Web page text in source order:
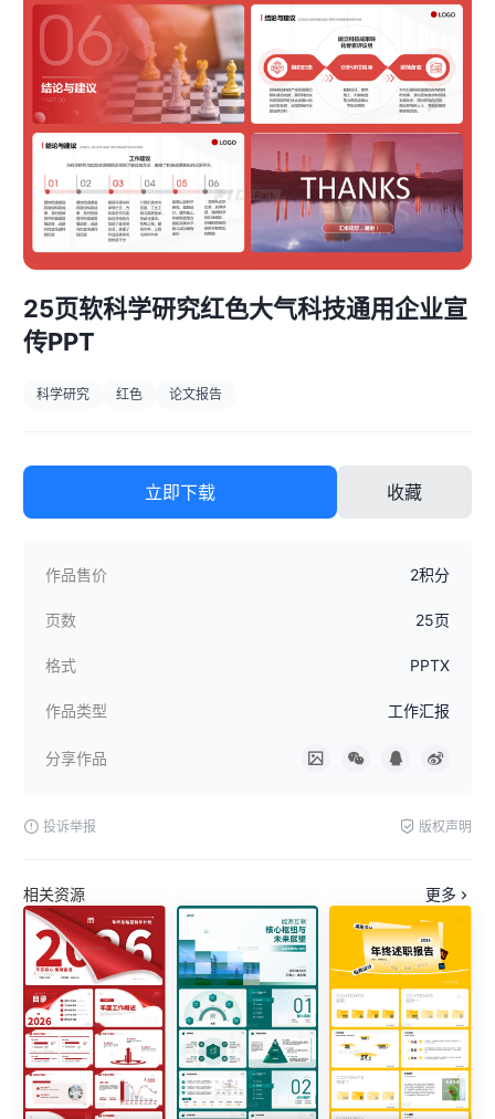
25页软科学研究红色大气科技通用企业宣
传PPT
科学研究 红色 论文报告
立即下载 收藏
作品售价 2积分
页数 25页
格式 PPTX
作品类型 工作汇报
分享作品
投诉举报 版权声明
相关资源 更多